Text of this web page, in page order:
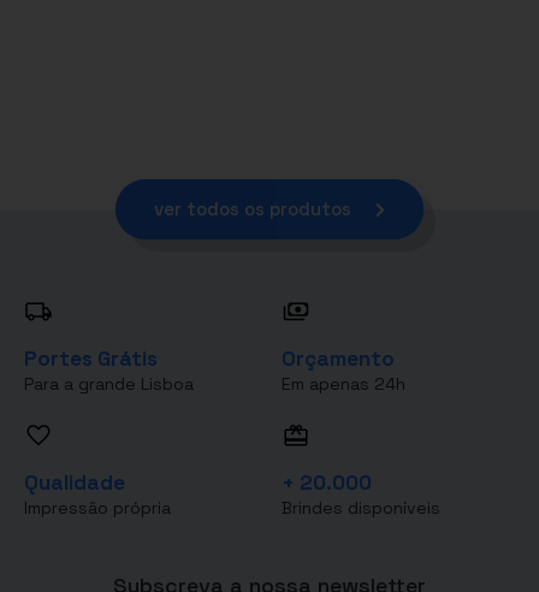
ver todos os produtos
Portes Grátis
Para a grande Lisboa
Orçamento
Em apenas 24h
Qualidade
Impressão própria
+ 20.000
Brindes disponíveis
Subscreva a nossa newsletter